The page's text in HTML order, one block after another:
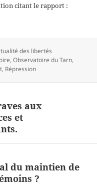
citant le rapport :
des libertés
,Observatoire du Tarn,
, Répression
aux
et
du maintien de
?